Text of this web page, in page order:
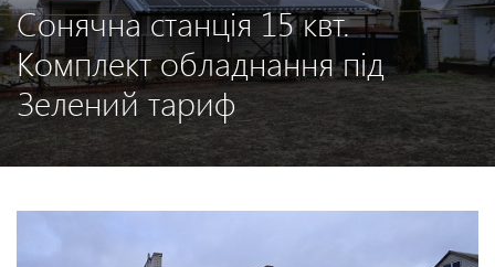
Сонячна станція 15 квт.
Комплект обладнання під
Зелений тариф